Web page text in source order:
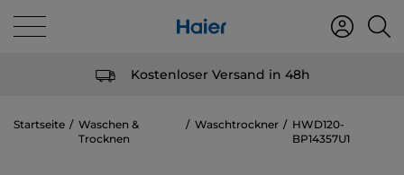
Kostenloser Versand in 48h
Startseite
Waschen &
Trocknen
Waschtrockner
HWD120-
BP14357U1